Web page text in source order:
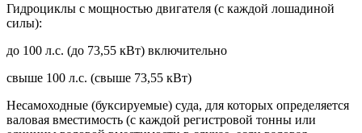
Гидроциклы с мощностью двигателя (с каждой лошадиной
силы):
до 100 л.с. (до 73,55 кВт) включительно
свыше 100 л.с. (свыше 73,55 кВт)
Несамоходные (буксируемые) суда, для которых определяется
валовая вместимость (с каждой регистровой тонны или